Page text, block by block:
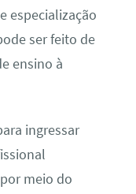
especialização
ser feito de
ensino à
ingressar
meio do